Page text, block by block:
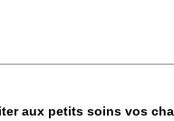
aux petits soins vos